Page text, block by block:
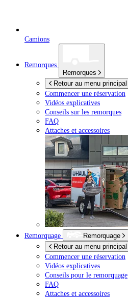
Camions
Remorques
Remorques
Retour au menu principal
Commencer une réservation
Vidéos explicatives
Conseils sur les remorques
FAQ
Attaches et accessoires
Remorquage
Remorquage
Retour au menu principal
Commencer une réservation
Vidéos explicatives
Conseils pour le remorquage
FAQ
Attaches et accessoires